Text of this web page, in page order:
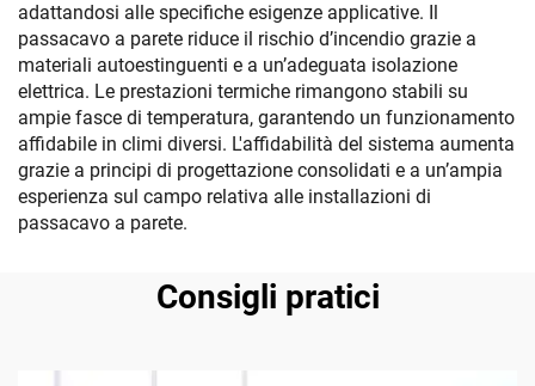
adattandosi alle specifiche esigenze applicative. Il
passacavo a parete riduce il rischio d’incendio grazie a
materiali autoestinguenti e a un’adeguata isolazione
elettrica. Le prestazioni termiche rimangono stabili su
ampie fasce di temperatura, garantendo un funzionamento
affidabile in climi diversi. L'affidabilità del sistema aumenta
grazie a principi di progettazione consolidati e a un’ampia
esperienza sul campo relativa alle installazioni di
passacavo a parete.
Consigli pratici